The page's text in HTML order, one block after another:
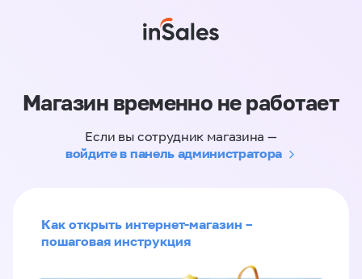
Магазин временно не работает
Если вы сотрудник магазина —
войдите в панель администратора
Как открыть интернет-магазин –
пошаговая инструкция